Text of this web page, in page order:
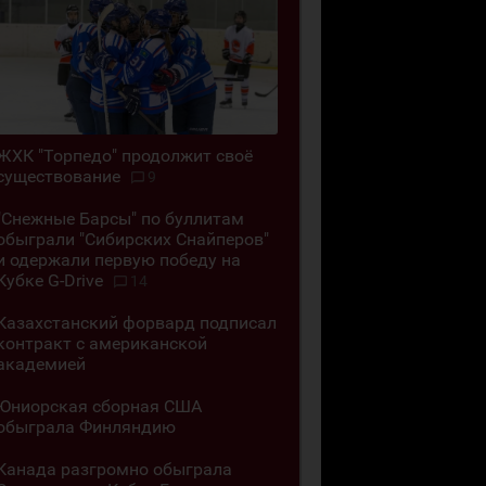
"Торпедо" продолжит своё
9
Барсы" по буллитам
"Сибирских Снайперов"
одержали первую победу на
G-Drive
14
форвард подписал
с американской
сборная США
Финляндию
разгромно обыграла